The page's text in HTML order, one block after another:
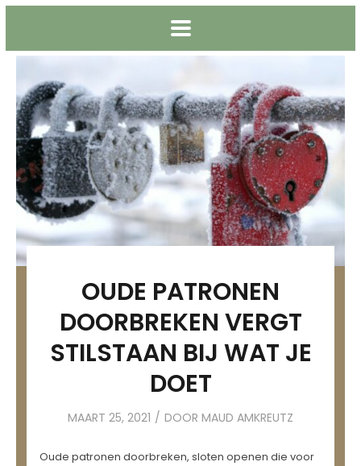
OUDE PATRONEN
DOORBREKEN VERGT
STILSTAAN BIJ WAT JE
DOET
MAART 25, 2021 DOOR MAUD AMKREUTZ
Oude patronen doorbreken, sloten openen die voor